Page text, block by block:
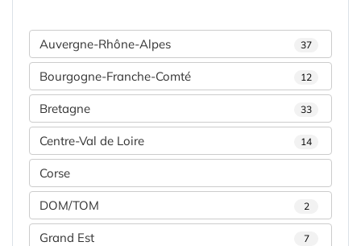
Auvergne-Rhône-Alpes 37
Bourgogne-Franche-Comté 12
Bretagne 33
Centre-Val de Loire 14
Corse
DOM/TOM 2
Grand Est 7